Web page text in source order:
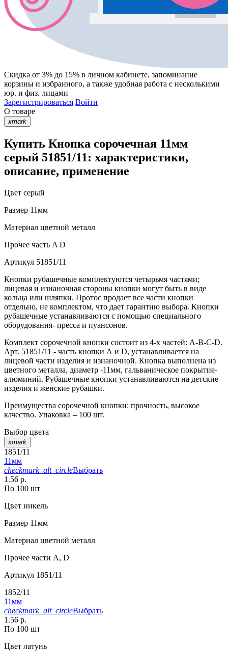
Скидка от 3% до 15% в личном кабинете, запоминание
корзины и избранного, а также удобная работа с несколькими
юр. и физ. лицами
Зарегистрироваться Войти
О товаре
xmark
Купить Кнопка сорочечная 11мм
серый 51851/11: характеристики,
описание, применение
Цвет серый
Размер 11мм
Материал цветной металл
Прочее часть A D
Артикул 51851/11
Кнопки рубашечные комплектуются четырьмя частями;
лицевая и изнаночная стороны кнопки могут быть в виде
кольца или шляпки. Протос продает все части кнопки
отдельно, не комплектом, что дает гарантию выбора. Кнопки
рубашечные устанавливаются с помощью специального
оборудования- пресса и пуансонов.
Комплект сорочечной кнопки состоит из 4-х частей: А-В-С-D.
Арт. 51851/11 - часть кнопки А и D, устанавливается на
лицевой части изделия и изнаночной. Кнопка выполнена из
цветного металла, диаметр -11мм, гальваническое покрытие-
алюминий. Рубашечные кнопки устанавливаются на детские
изделия и женские рубашки.
Преимущества сорочечной кнопки: прочность, высокое
качество. Упаковка – 100 шт.
Выбор цвета
xmark
1851/11
11мм
checkmark_alt_circleВыбрать
1.56 р.
По 100 шт
Цвет никель
Размер 11мм
Материал цветной металл
Прочее части А, D
Артикул 1851/11
1852/11
11мм
checkmark_alt_circleВыбрать
1.56 р.
По 100 шт
Цвет латунь